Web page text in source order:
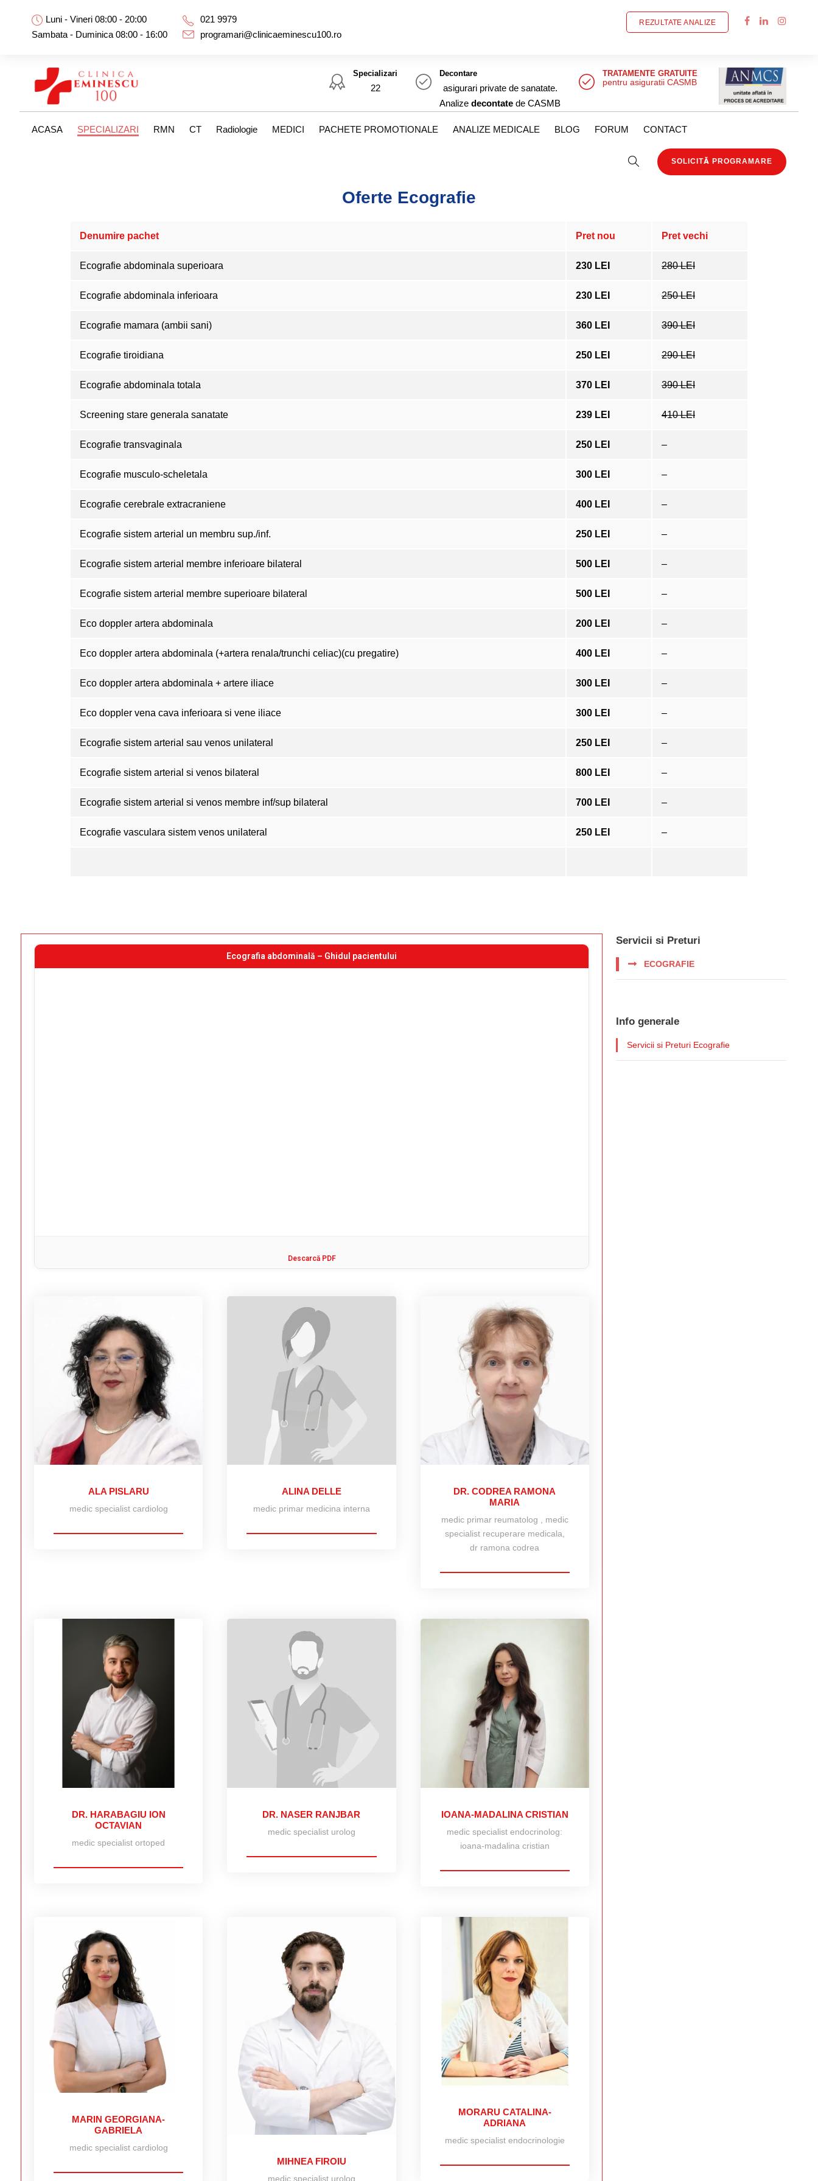
Luni - Vineri 08:00 - 20:00
Sambata - Duminica 08:00 - 16:00
021 9979
programari@clinicaeminescu100.ro
REZULTATE ANALIZE
Specializari
22
Decontare
asigurari private de sanatate.
Analize decontate de CASMB
TRATAMENTE GRATUITE
pentru asiguratii CASMB
ACASA SPECIALIZARI RMN CT Radiologie MEDICI PACHETE PROMOTIONALE ANALIZE MEDICALE BLOG FORUM CONTACT
SOLICITĂ PROGRAMARE
Oferte Ecografie
Denumire pachet Pret nou Pret vechi
Ecografie abdominala superioara 230 LEI 280 LEI
Ecografie abdominala inferioara 230 LEI 250 LEI
Ecografie mamara (ambii sani) 360 LEI 390 LEI
Ecografie tiroidiana 250 LEI 290 LEI
Ecografie abdominala totala 370 LEI 390 LEI
Screening stare generala sanatate 239 LEI 410 LEI
Ecografie transvaginala 250 LEI –
Ecografie musculo-scheletala 300 LEI –
Ecografie cerebrale extracraniene 400 LEI –
Ecografie sistem arterial un membru sup./inf. 250 LEI –
Ecografie sistem arterial membre inferioare bilateral 500 LEI –
Ecografie sistem arterial membre superioare bilateral 500 LEI –
Eco doppler artera abdominala 200 LEI –
Eco doppler artera abdominala (+artera renala/trunchi celiac)(cu pregatire) 400 LEI –
Eco doppler artera abdominala + artere iliace 300 LEI –
Eco doppler vena cava inferioara si vene iliace 300 LEI –
Ecografie sistem arterial sau venos unilateral 250 LEI –
Ecografie sistem arterial si venos bilateral 800 LEI –
Ecografie sistem arterial si venos membre inf/sup bilateral 700 LEI –
Ecografie vasculara sistem venos unilateral 250 LEI –
Ecografia abdominală – Ghidul pacientului
Descarcă PDF
ALA PISLARU
medic specialist cardiolog
ALINA DELLE
medic primar medicina interna
DR. CODREA RAMONA
MARIA
medic primar reumatolog , medic
specialist recuperare medicala,
dr ramona codrea
DR. HARABAGIU ION
OCTAVIAN
medic specialist ortoped
DR. NASER RANJBAR
medic specialist urolog
IOANA-MADALINA CRISTIAN
medic specialist endocrinolog:
ioana-madalina cristian
MARIN GEORGIANA-
GABRIELA
medic specialist cardiolog
MIHNEA FIROIU
medic specialist urolog
MORARU CATALINA-
ADRIANA
medic specialist endocrinologie
Servicii si Preturi
ECOGRAFIE
Info generale
Servicii si Preturi Ecografie